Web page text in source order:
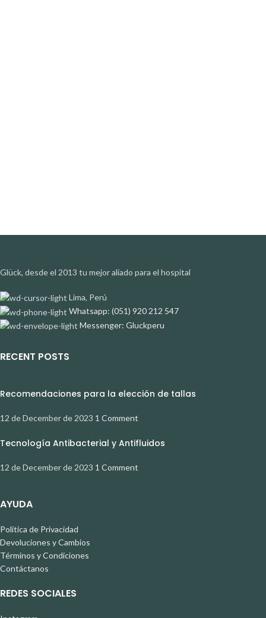
Glück, desde el 2013 tu mejor aliado para el hospital
Lima, Perú
Whatsapp: (051) 920 212 547
Messenger: Gluckperu
RECENT POSTS
Recomendaciones para la elección de tallas
12 de December de 2023 1 Comment
Tecnología Antibacterial y Antifluidos
12 de December de 2023 1 Comment
AYUDA
Política de Privacidad
Devoluciones y Cambios
Términos y Condiciones
Contáctanos
REDES SOCIALES